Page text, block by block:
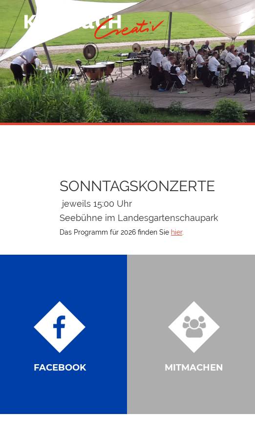
SONNTAGSKONZERTE
jeweils 15:00 Uhr
Seebühne im Landesgartenschaupark
Das Programm für 2026 finden Sie hier.
FACEBOOK MITMACHEN